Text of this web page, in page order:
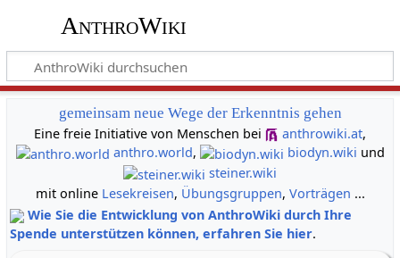
AnthroWiki
gemeinsam neue Wege der Erkenntnis gehen
Eine freie Initiative von Menschen bei
anthrowiki.at,
anthro.world, biodyn.wiki und
steiner.wiki
mit online Lesekreisen, Übungsgruppen, Vorträgen ...
Wie Sie die Entwicklung von AnthroWiki durch Ihre
Spende unterstützen können, erfahren Sie hier.